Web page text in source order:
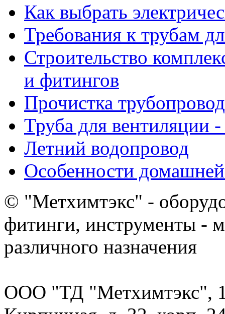
Как выбрать
Требования к трубам
Строительство
и фитингов
Прочистка
Труба для вентиляции
Летний водопровод
Особенности
© "Метхимтэкс" -
фитинги, инструменты -
различного назначения
ООО "ТД "Метхимтэкс",